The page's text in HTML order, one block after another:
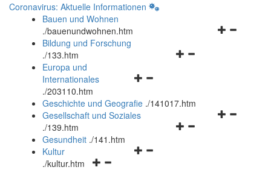
Coronavirus: Aktuelle Informationen
Bauen und Wohnen
./bauenundwohnen.htm
Navigationsmenü
Bildung und Forschung
./133.htm
Navigationsmenü
und
schließen
Europa und
Internationales
./203110.htm
Geschichte und Geografie ./141017.htm
Navigationsmenü
Gesellschaft und Soziales
./139.htm
Navigationsmenü
Gesundheit ./141.htm
Navigationsmenü
Kultur
./kultur.htm